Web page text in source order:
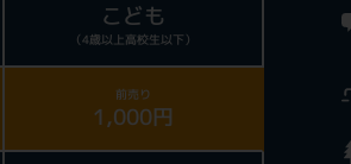
こども
（4歳以上高校生以下）
前売り
1,000円